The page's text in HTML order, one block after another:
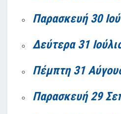
Παρασκευή 30
Δεύτερα 31
Πέμπτη 31
Παρασκευή 29